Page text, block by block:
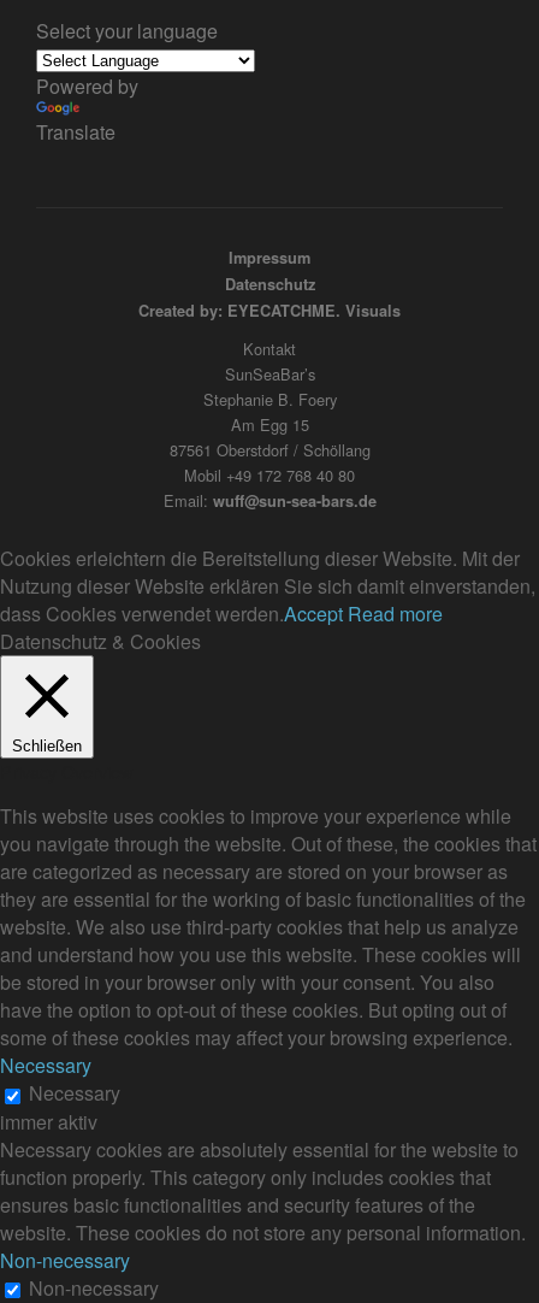
Select your language
Powered by
Translate
Impressum
Datenschutz
Created by: EYECATCHME. Visuals
Kontakt
SunSeaBar’s
Stephanie B. Foery
Am Egg 15
87561 Oberstdorf / Schöllang
Mobil +49 172 768 40 80
Email: wuff@sun-sea-bars.de
Cookies erleichtern die Bereitstellung dieser Website. Mit der
Nutzung dieser Website erklären Sie sich damit einverstanden,
dass Cookies verwendet werden.Accept Read more
Datenschutz & Cookies
Schließen
This website uses cookies to improve your experience while
you navigate through the website. Out of these, the cookies that
are categorized as necessary are stored on your browser as
they are essential for the working of basic functionalities of the
website. We also use third-party cookies that help us analyze
and understand how you use this website. These cookies will
be stored in your browser only with your consent. You also
have the option to opt-out of these cookies. But opting out of
some of these cookies may affect your browsing experience.
Necessary
Necessary
immer aktiv
Necessary cookies are absolutely essential for the website to
function properly. This category only includes cookies that
ensures basic functionalities and security features of the
website. These cookies do not store any personal information.
Non-necessary
Non-necessary